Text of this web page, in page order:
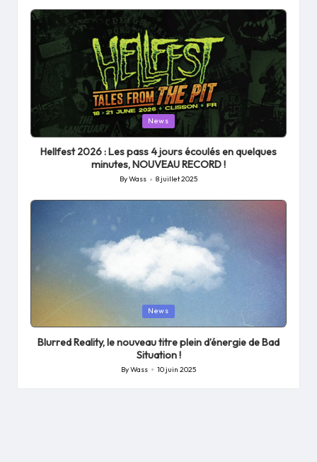
by
Posted
in
News
Hellfest 2026 : Les pass 4 jours écoulés en quelques
minutes, NOUVEAU RECORD !
Posted
ByWass 8 juillet 2025
in
News
Blurred Reality, le nouveau titre plein d’énergie de Bad
Situation !
Posted
ByWass 10 juin 2025